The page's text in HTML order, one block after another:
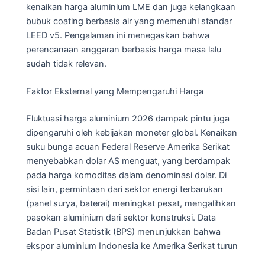
kenaikan harga aluminium LME dan juga kelangkaan
bubuk coating berbasis air yang memenuhi standar
LEED v5. Pengalaman ini menegaskan bahwa
perencanaan anggaran berbasis harga masa lalu
sudah tidak relevan.
Faktor Eksternal yang Mempengaruhi Harga
Fluktuasi harga aluminium 2026 dampak pintu juga
dipengaruhi oleh kebijakan moneter global. Kenaikan
suku bunga acuan Federal Reserve Amerika Serikat
menyebabkan dolar AS menguat, yang berdampak
pada harga komoditas dalam denominasi dolar. Di
sisi lain, permintaan dari sektor energi terbarukan
(panel surya, baterai) meningkat pesat, mengalihkan
pasokan aluminium dari sektor konstruksi. Data
Badan Pusat Statistik (BPS) menunjukkan bahwa
ekspor aluminium Indonesia ke Amerika Serikat turun